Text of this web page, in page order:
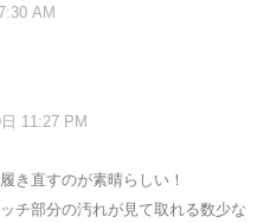
AM
11:27 PM
き直すのが素晴らしい！
チ部分の汚れが見て取れる数少な